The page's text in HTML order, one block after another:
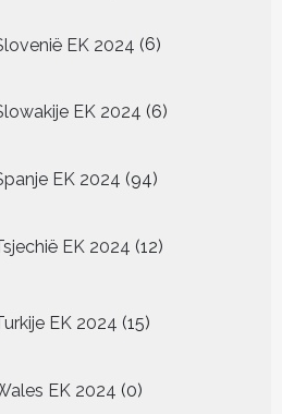
EK 2024 66
EK 2024 6
producten
EK 2024 9494
EK 2024 12
producten
EK 2024 15
producten
EK 2024 00